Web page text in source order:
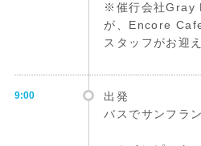
※催行会社Gray
が、Encore
スタッフがお迎
9:00
出発
バスでサンフラ